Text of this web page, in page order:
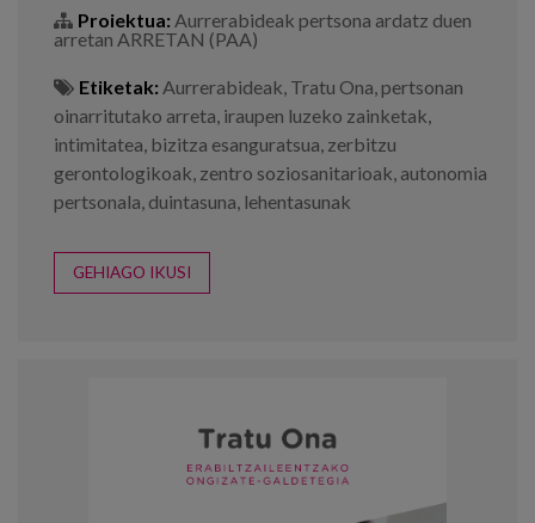
Proiektua: Aurrerabideak pertsona ardatz duen
arretan ARRETAN (PAA)
Etiketak: Aurrerabideak Tratu Ona pertsonan
oinarritutako arreta iraupen luzeko zainketak
intimitatea bizitza esanguratsua zerbitzu
gerontologikoak zentro soziosanitarioak autonomia
pertsonala duintasuna lehentasunak
GEHIAGO IKUSI